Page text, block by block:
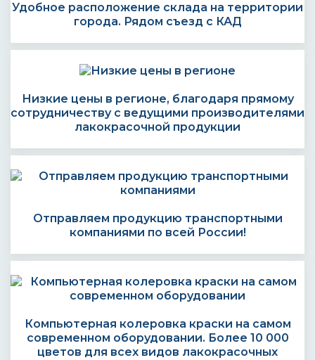
Удобное расположение склада на территории
города. Рядом съезд с КАД
Низкие цены в регионе, благодаря прямому
сотрудничеству с ведущими производителями
лакокрасочной продукции
Отправляем продукцию транспортными
компаниями по всей России!
Компьютерная колеровка краски на самом
современном оборудовании. Более 10 000
цветов для всех видов лакокрасочных